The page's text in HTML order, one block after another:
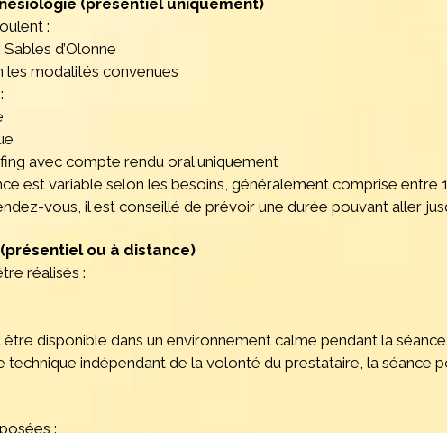
(présentiel uniquement)
:
d’Olonne
les modalités convenues
avec compte rendu oral uniquement
est variable selon les besoins, généralement comprise entre
vous, il est conseillé de prévoir une durée pouvant aller
(présentiel ou à distance)
réalisés :
être disponible dans un environnement calme pendant la séance.
technique indépendant de la volonté du prestataire, la séance
: